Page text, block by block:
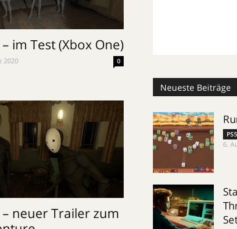
im Test (Xbox One)
2020 0
neuer Trailer zum
Neueste Beiträge
PS5
6.